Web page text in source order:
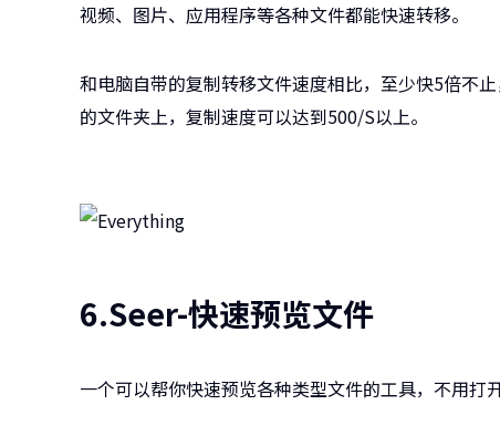
视频、图片、应用程序等各种文件都能快速转移。
和电脑自带的复制转移文件速度相比，至少快5倍不
的文件夹上，复制速度可以达到500/S以上。
6.Seer-快速预览文件
一个可以帮你快速预览各种类型文件的工具，不用打